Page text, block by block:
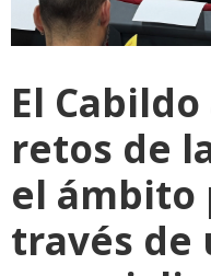
El
retos de
el ámbito
través de